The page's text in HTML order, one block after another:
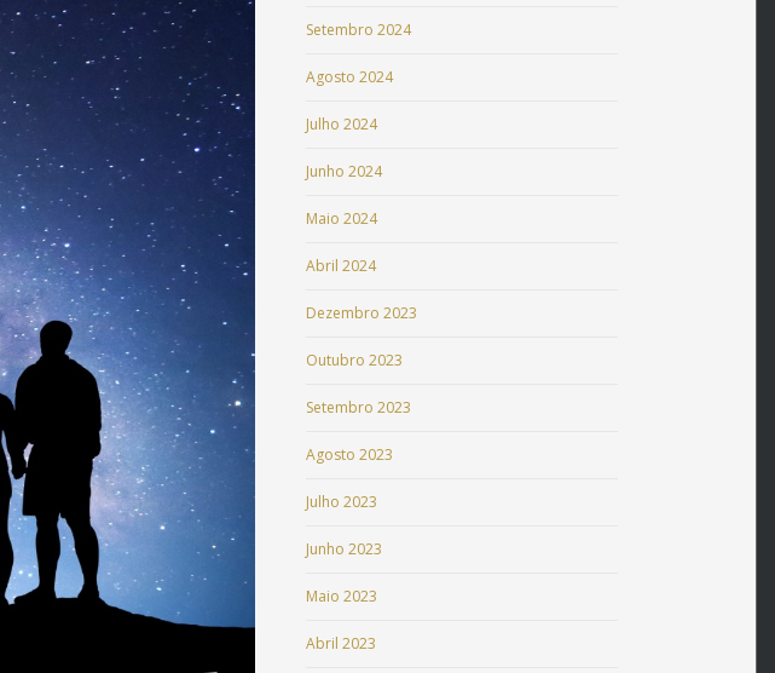
Setembro 2024
Agosto 2024
Julho 2024
Junho 2024
Maio 2024
Abril 2024
Dezembro 2023
Outubro 2023
Setembro 2023
Agosto 2023
Julho 2023
Junho 2023
Maio 2023
Abril 2023